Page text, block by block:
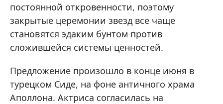
постоянной откровенности, поэтому
закрытые церемонии звезд все чаще
становятся эдаким бунтом против
сложившейся системы ценностей.
Предложение произошло в конце июня в
турецком Сиде, на фоне античного храма
Аполлона. Актриса согласилась на